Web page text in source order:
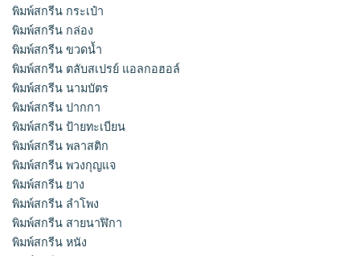
พิมพ์สกรีน กระเป๋า
พิมพ์สกรีน กล่อง
พิมพ์สกรีน ขวดน้ำ
พิมพ์สกรีน ตลับสเปรย์ แอลกอฮอล์
พิมพ์สกรีน นามบัตร
พิมพ์สกรีน ปากกา
พิมพ์สกรีน ป้ายทะเบียน
พิมพ์สกรีน พลาสติก
พิมพ์สกรีน พวงกุญแจ
พิมพ์สกรีน ยาง
พิมพ์สกรีน ลำโพง
พิมพ์สกรีน สายนาฬิกา
พิมพ์สกรีน หนัง